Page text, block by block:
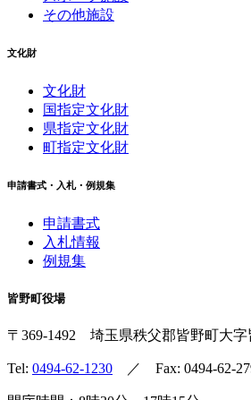
その他施設
文化財
文化財
国指定文化財
県指定文化財
町指定文化財
申請書式・入札・例規集
申請書式
入札情報
例規集
皆野町役場
〒369-1492 埼玉県秩父郡皆野町大字
Tel: 0494-62-1230 ／ Fax: 0494-62-